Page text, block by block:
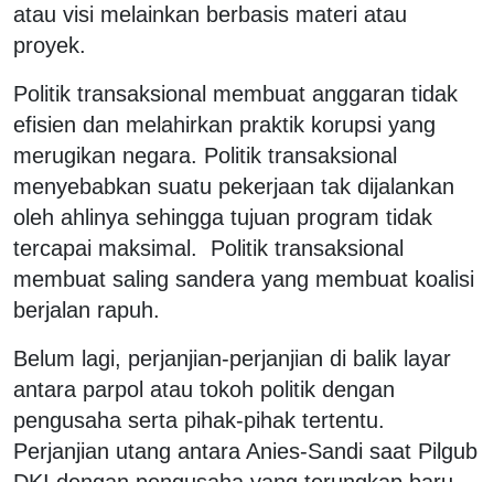
atau visi melainkan berbasis materi atau
proyek.
Politik transaksional membuat anggaran tidak
efisien dan melahirkan praktik korupsi yang
merugikan negara. Politik transaksional
menyebabkan suatu pekerjaan tak dijalankan
oleh ahlinya sehingga tujuan program tidak
tercapai maksimal. Politik transaksional
membuat saling sandera yang membuat koalisi
berjalan rapuh.
Belum lagi, perjanjian-perjanjian di balik layar
antara parpol atau tokoh politik dengan
pengusaha serta pihak-pihak tertentu.
Perjanjian utang antara Anies-Sandi saat Pilgub